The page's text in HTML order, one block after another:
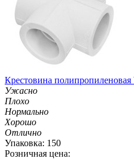
Крестовина
Ужасно
Плохо
Нормально
Хорошо
Отлично
Упаковка: 150
Розничная цена: